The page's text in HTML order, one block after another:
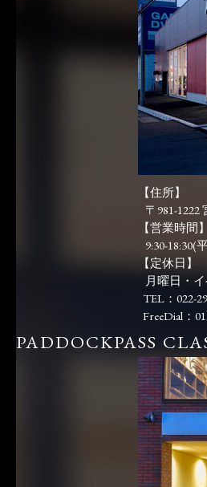
【住所】
〒981-
【営業時間】
9:30-18:30(
【定休日】
月曜日・
TEL：022-
FreeDial：
PADDOCKPASS